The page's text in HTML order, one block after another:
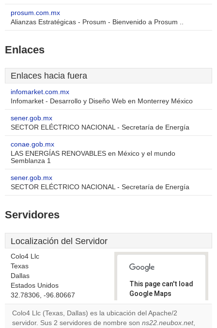
prosum.com.mx
Alianzas Estratégicas - Prosum - Bienvenido a Prosum ..
Enlaces
Enlaces hacia fuera
infomarket.com.mx
Infomarket - Desarrollo y Diseño Web en Monterrey México
sener.gob.mx
SECTOR ELÉCTRICO NACIONAL - Secretaría de Energía
conae.gob.mx
LAS ENERGÍAS RENOVABLES en México y el mundo
Semblanza 1
sener.gob.mx
SECTOR ELÉCTRICO NACIONAL - Secretaría de Energía
Servidores
Localización del Servidor
Colo4 Llc
Texas
Dallas
Estados Unidos
32.78306, -96.80667
This page can't load
Google Maps
correctly.
Do you
Colo4 Llc (Texas, Dallas) es la ubicación del Apache/2
servidor. Sus 2 servidores de nombre son ns22.neubox.net,